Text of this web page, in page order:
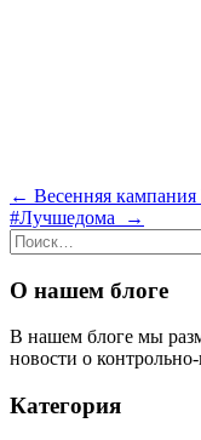
Навигация
по
записям
← Весенняя
#Лучшедома
→
Найти:
О нашем блоге
В нашем блоге мы
новости о
Категория